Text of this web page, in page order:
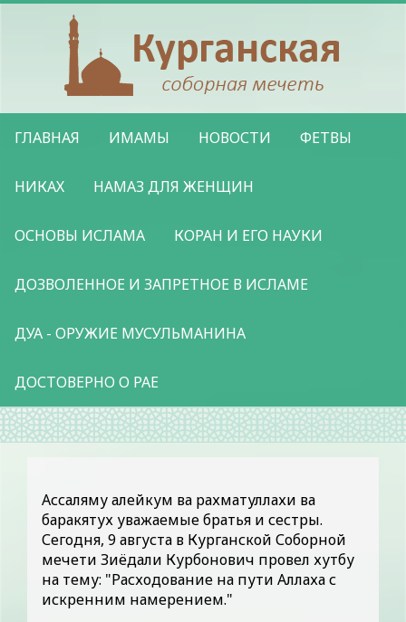
ГЛАВНАЯ ИМАМЫ НОВОСТИ ФЕТВЫ
НИКАХ НАМАЗ ДЛЯ ЖЕНЩИН
ОСНОВЫ ИСЛАМА КОРАН И ЕГО НАУКИ
ДОЗВОЛЕННОЕ И ЗАПРЕТНОЕ В ИСЛАМЕ
ДУА - ОРУЖИЕ МУСУЛЬМАНИНА
ДОСТОВЕРНО О РАЕ
Ассаляму алейкум ва рахматуллахи ва
баракятух уважаемые братья и сестры.
Сегодня, 9 августа в Курганской Соборной
мечети Зиёдали Курбонович провел хутбу
на тему: "Расходование на пути Аллаха с
искренним намерением."